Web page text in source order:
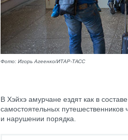
Фото: Игорь Агеенко/ИТАР-ТАСС
В Хэйхэ амурчане ездят как в
самостоятельных
и нарушении порядка.